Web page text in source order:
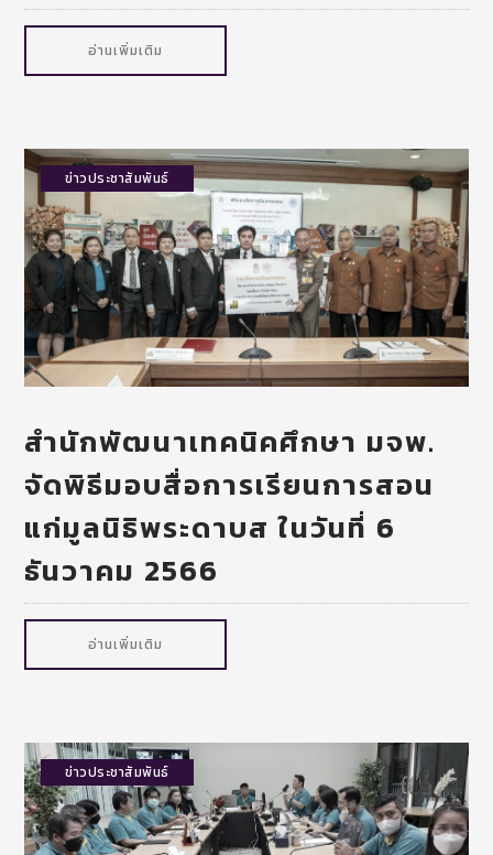
อ่านเพิ่มเติม
ข่าวประชาสัมพันธ์
สำนักพัฒนาเทคนิคศึกษา มจพ.
จัดพิธีมอบสื่อการเรียนการสอน
แก่มูลนิธิพระดาบส ในวันที่ 6
ธันวาคม 2566
อ่านเพิ่มเติม
ข่าวประชาสัมพันธ์